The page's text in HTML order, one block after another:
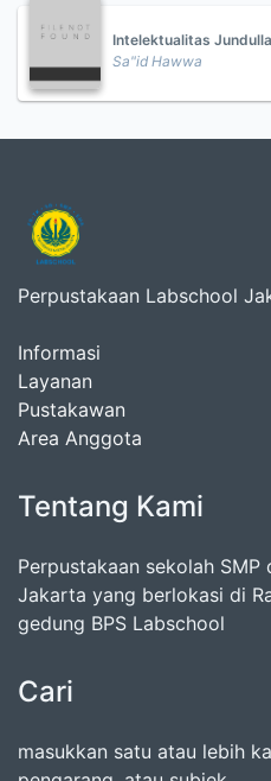
Intelektualitas
Sa"id Hawwa
Perpustakaan Labschool
Informasi
Layanan
Pustakawan
Area Anggota
Tentang Kami
Perpustakaan sekolah SMP
Jakarta yang berlokasi di
gedung BPS Labschool
Cari
masukkan satu atau lebih